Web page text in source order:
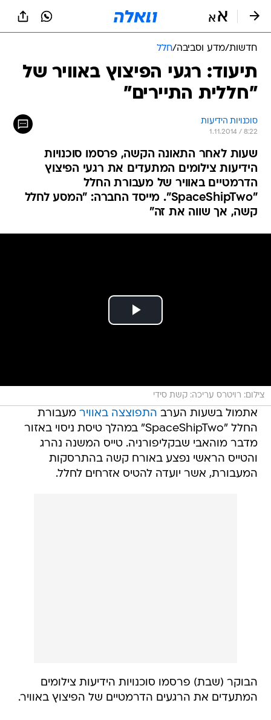
חדשות/מדע וסביבה/חלל
תיעוד: רגעי הפיצוץ באוויר של
"חללית התיירים"
סוכנויות הידיעות
1.11.2014 / 8:22
שעות לאחר התאונה הקשה, פרסמו סוכנויות
הידיעות צילומים המתעדים את רגעי הפיצוץ
הדרמטיים באוויר של מעבורת החלל
"SpaceShipTwo". מייסד החברה: "המסע לחלל
קשה, אך שווה את זה"
צילום: רויטרס עריכה: קשת סידי
אתמול בשעות הערב התפוצצה באוויר מעבורת
החלל "SpaceShipTwo" במהלך טיסת ניסוי באזור
מדבר מוהאבי שבקליפורניה. טייס המשנה נהרג
והטייס הראשי נפצע באורח קשה בהתרסקות
המעבורת, אשר יועדה להטיס אזרחים לחלל.
הבוקר (שבת) פרסמו סוכנויות הידיעות צילומים
המתעדים את הרגעים הדרמטיים של הפיצוץ באוויר.